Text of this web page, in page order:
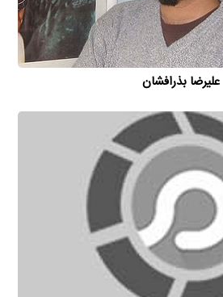
علیرضا بذرافشان